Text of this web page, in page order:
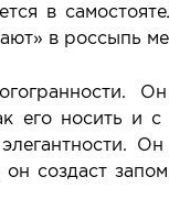
в
в россыпь
носить и
создаст